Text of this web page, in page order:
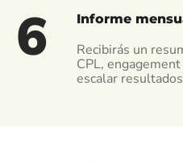
6 Informe
Recibirás un
CPL,
escalar